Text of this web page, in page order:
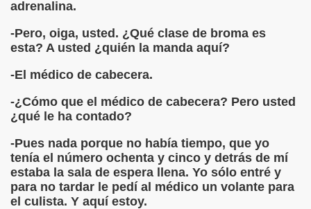
adrenalina.
-Pero, oiga, usted. ¿Qué clase de broma es
esta? A usted ¿quién la manda aquí?
-El médico de cabecera.
-¿Cómo que el médico de cabecera? Pero usted
¿qué le ha contado?
-Pues nada porque no había tiempo, que yo
tenía el número ochenta y cinco y detrás de mí
estaba la sala de espera llena. Yo sólo entré y
para no tardar le pedí al médico un volante para
el culista. Y aquí estoy.
y Viceversa
Inquisitoriales, 1599-1712)
(Alfred de Musset)
Ruiz de Ríos)